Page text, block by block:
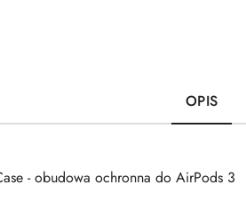
OPIS
- obudowa ochronna do AirPods 3